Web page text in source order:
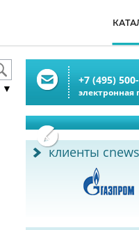
▼
+7 (495)
электронная
клиенты